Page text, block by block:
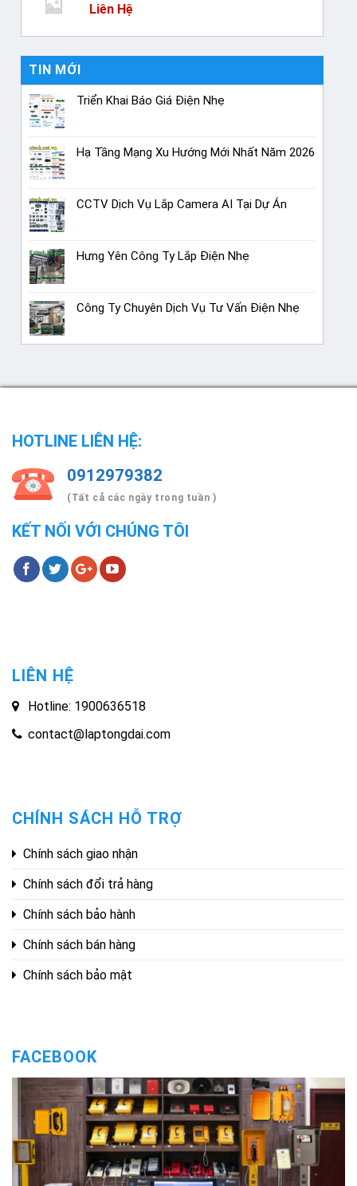
Liên Hệ
TIN MỚI
Triển Khai Báo Giá Điện Nhẹ
Hạ Tầng Mạng Xu Hướng Mới Nhất Năm 2026
CCTV Dịch Vụ Lắp Camera AI Tại Dự Án
Hưng Yên Công Ty Lắp Điện Nhẹ
Công Ty Chuyên Dịch Vụ Tư Vấn Điện Nhẹ
HOTLINE LIÊN HỆ:
0912979382
(Tất cả các ngày trong tuần )
KẾT NỐI VỚI CHÚNG TÔI
LIÊN HỆ
Hotline: 1900636518
contact@laptongdai.com
CHÍNH SÁCH HỖ TRỢ
Chính sách giao nhận
Chính sách đổi trả hàng
Chính sách bảo hành
Chính sách bán hàng
Chính sách bảo mật
FACEBOOK